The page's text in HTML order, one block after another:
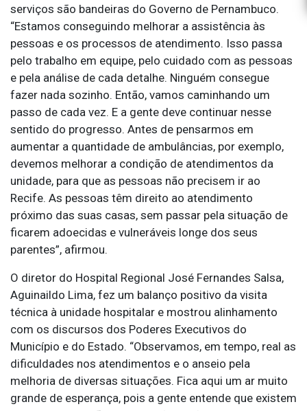
serviços são bandeiras do Governo de Pernambuco.
“Estamos conseguindo melhorar a assistência às
pessoas e os processos de atendimento. Isso passa
pelo trabalho em equipe, pelo cuidado com as pessoas
e pela análise de cada detalhe. Ninguém consegue
fazer nada sozinho. Então, vamos caminhando um
passo de cada vez. E a gente deve continuar nesse
sentido do progresso. Antes de pensarmos em
aumentar a quantidade de ambulâncias, por exemplo,
devemos melhorar a condição de atendimentos da
unidade, para que as pessoas não precisem ir ao
Recife. As pessoas têm direito ao atendimento
próximo das suas casas, sem passar pela situação de
ficarem adoecidas e vulneráveis longe dos seus
parentes”, afirmou.
O diretor do Hospital Regional José Fernandes Salsa,
Aguinaildo Lima, fez um balanço positivo da visita
técnica à unidade hospitalar e mostrou alinhamento
com os discursos dos Poderes Executivos do
Município e do Estado. “Observamos, em tempo, real as
dificuldades nos atendimentos e o anseio pela
melhoria de diversas situações. Fica aqui um ar muito
grande de esperança, pois a gente entende que existem